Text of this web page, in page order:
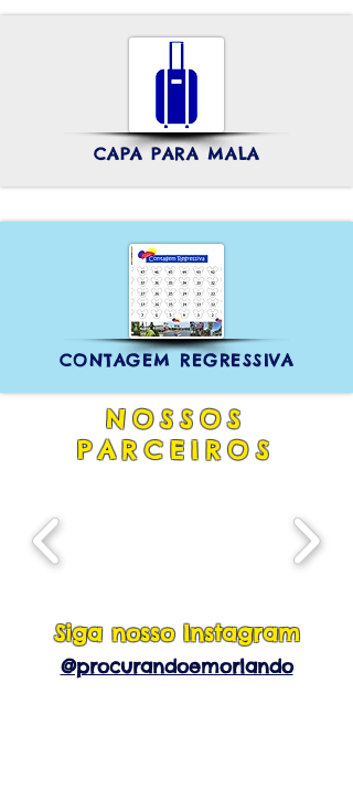
CAPA PARA MALA
CONTAGEM REGRESSIVA
NOSSOS
PARCEIROS
Siga nosso Instagram
@procurandoemorlando